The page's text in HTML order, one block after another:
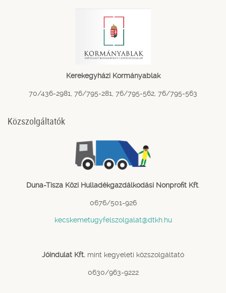
Kerekegyházi Kormányablak
70/436-2981, 76/795-281, 76/795-562, 76/795-563
Közszolgáltatók
Duna-Tisza Közi Hulladékgazdálkodási Nonprofit Kft.
0676/501-926
kecskemetugyfelszolgalat@dtkh.hu
Jóindulat Kft. mint kegyeleti közszolgáltató
0630/963-9222